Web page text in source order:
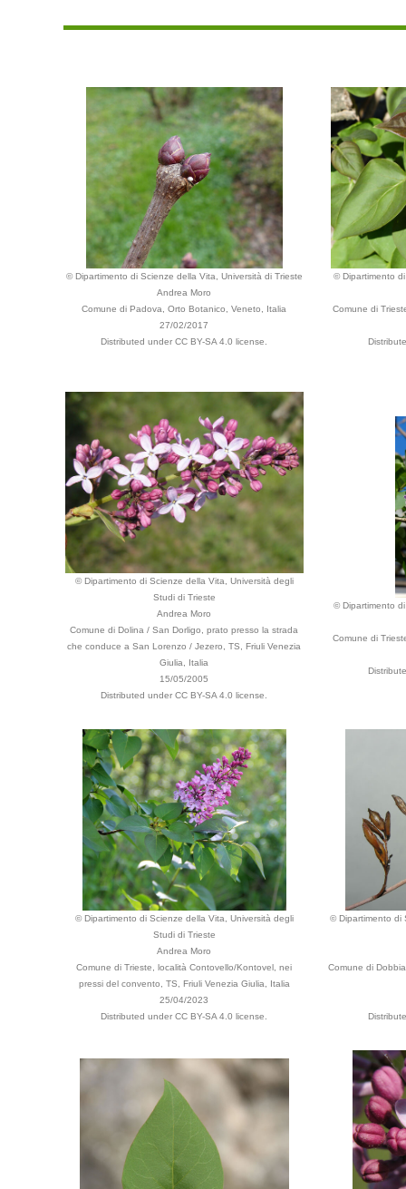
© Dipartimento di Scienze della Vita, Università di Trieste
Andrea Moro
Comune di Padova, Orto Botanico, Veneto, Italia
27/02/2017
Distributed under CC BY-SA 4.0 license.
© Dipartimento
Comune di
© Dipartimento di Scienze della Vita, Università degli
Studi di Trieste
Andrea Moro
Comune di Dolina / San Dorligo, prato presso la strada
che conduce a San Lorenzo / Jezero, TS, Friuli Venezia
Giulia, Italia
15/05/2005
Distributed under CC BY-SA 4.0 license.
© Dipartimento
Comune di
© Dipartimento di Scienze della Vita, Università degli
Studi di Trieste
Andrea Moro
Comune di Trieste, località Contovello/Kontovel, nei
pressi del convento, TS, Friuli Venezia Giulia, Italia
25/04/2023
Distributed under CC BY-SA 4.0 license.
© Dipartimento di
Comune di